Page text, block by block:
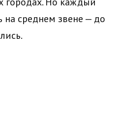
на среднем звене — до